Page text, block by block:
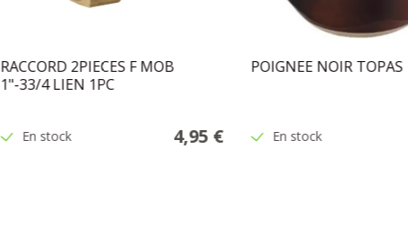
RACCORD 2PIECES F MOB
1"-33/4 LIEN 1PC
En stock 4,95 €
POIGNEE NOIR TOPAS
En stock